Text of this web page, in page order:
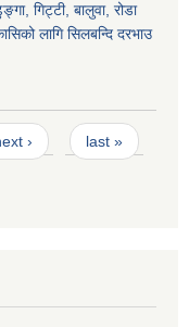
गिट्टी, बालुवा, रोडा
लागि सिलबन्दि दरभाउ
› last »